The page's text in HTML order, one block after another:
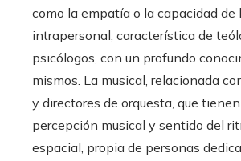
como la empatía o la capacidad de
intrapersonal, característica de
psicólogos, con un profundo
mismos. La musical, relacionada
y directores de orquesta, que
percepción musical y sentido del
espacial, propia de personas